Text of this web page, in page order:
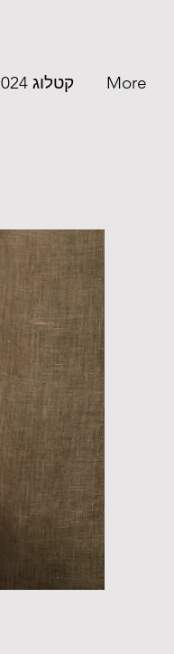
קטלוג 2024 More